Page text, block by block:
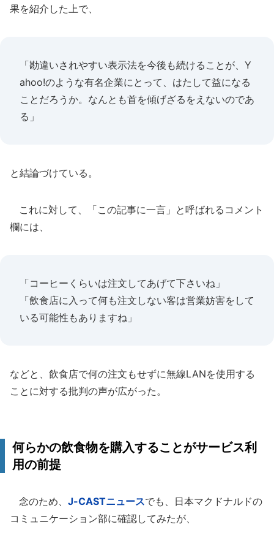
果を紹介した上で、
「勘違いされやすい表示法を今後も続けることが、Y
ahoo!のような有名企業にとって、はたして益になる
ことだろうか。なんとも首を傾げざるをえないのであ
る」
と結論づけている。
これに対して、「この記事に一言」と呼ばれるコメント
欄には、
「コーヒーくらいは注文してあげて下さいね」
「飲食店に入って何も注文しない客は営業妨害をして
いる可能性もありますね」
などと、飲食店で何の注文もせずに無線LANを使用する
ことに対する批判の声が広がった。
何らかの飲食物を購入することがサービス利
用の前提
念のため、 J-CASTニュースでも、日本マクドナルドの
コミュニケーション部に確認してみたが、